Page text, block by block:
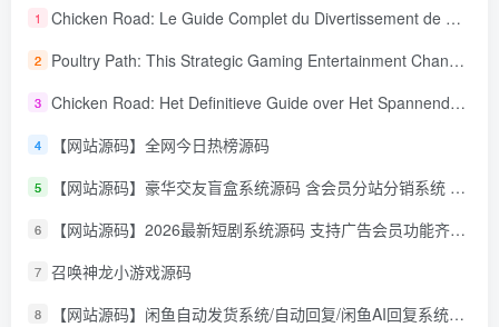
1 Chicken Road: Le Guide Complet du Divertissement de Maison de Jeu Stratégique
2 Poultry Path: This Strategic Gaming Entertainment Changing Sequence Forecasting
3 Chicken Road: Het Definitieve Guide over Het Spannende Gokspel
4 【网站源码】全网今日热榜源码
5 【网站源码】豪华交友盲盒系统源码 含会员分站分销系统 可易支付
6 【网站源码】2026最新短剧系统源码 支持广告会员功能齐全短剧源码
7 召唤神龙小游戏源码
8 【网站源码】闲鱼自动发货系统/自动回复/闲鱼AI回复系统源码